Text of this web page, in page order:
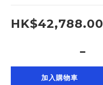
HK$42,788.00
加入購物車